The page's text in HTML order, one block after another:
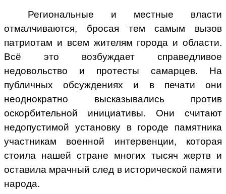
Региональные и местные власти
отмалчиваются, бросая тем самым вызов
патриотам и всем жителям города и области.
Всё это возбуждает справедливое
недовольство и протесты самарцев. На
публичных обсуждениях и в печати они
неоднократно высказывались против
оскорбительной инициативы. Они считают
недопустимой установку в городе памятника
участникам военной интервенции, которая
стоила нашей стране многих тысяч жертв и
оставила мрачный след в исторической памяти
народа.